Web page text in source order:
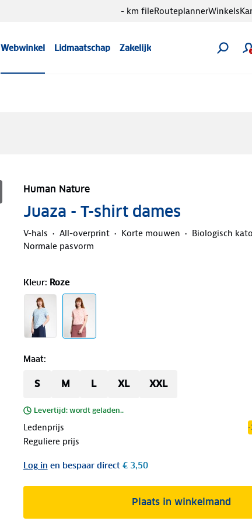
Webwinkel Lidmaatschap Zakelijk
- km fileRouteplannerWinkels
Human Nature
Juaza - T-shirt dames
V-hals All-overprint Korte mouwen
Biologisch
Normale pasvorm
Kleur: Roze
Maat:
S M L XL XXL
Levertijd: wordt geladen..
Ledenprijs -
Reguliere prijs
Log in en bespaar direct€ 3,50
Plaats in winkelmand